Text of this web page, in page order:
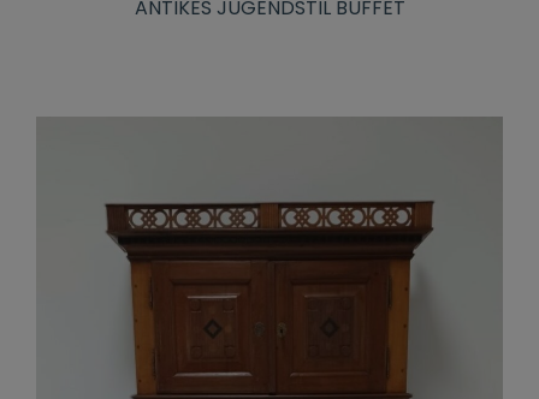
ANTIKES JUGENDSTIL BUFFET